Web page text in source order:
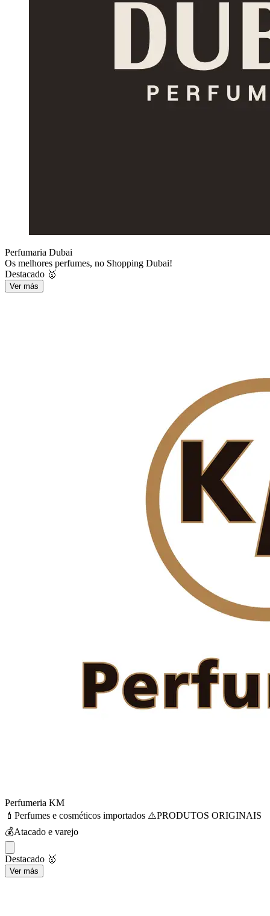
Perfumaria Dubai
Os melhores perfumes, no Shopping Dubai!
Destacado 🥇
Ver más
Perfumeria KM
💄Perfumes e cosméticos importados ⚠️PRODUTOS ORIGINAIS
💰Atacado e varejo
Destacado 🥇
Ver más